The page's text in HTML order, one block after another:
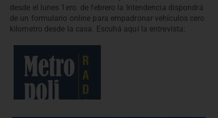
desde el lunes 1ero. de febrero la Intendencia dispondrá
de un formulario online para empadronar vehículos cero
kilometro desde la casa. Escuhá aquí la entrevista: